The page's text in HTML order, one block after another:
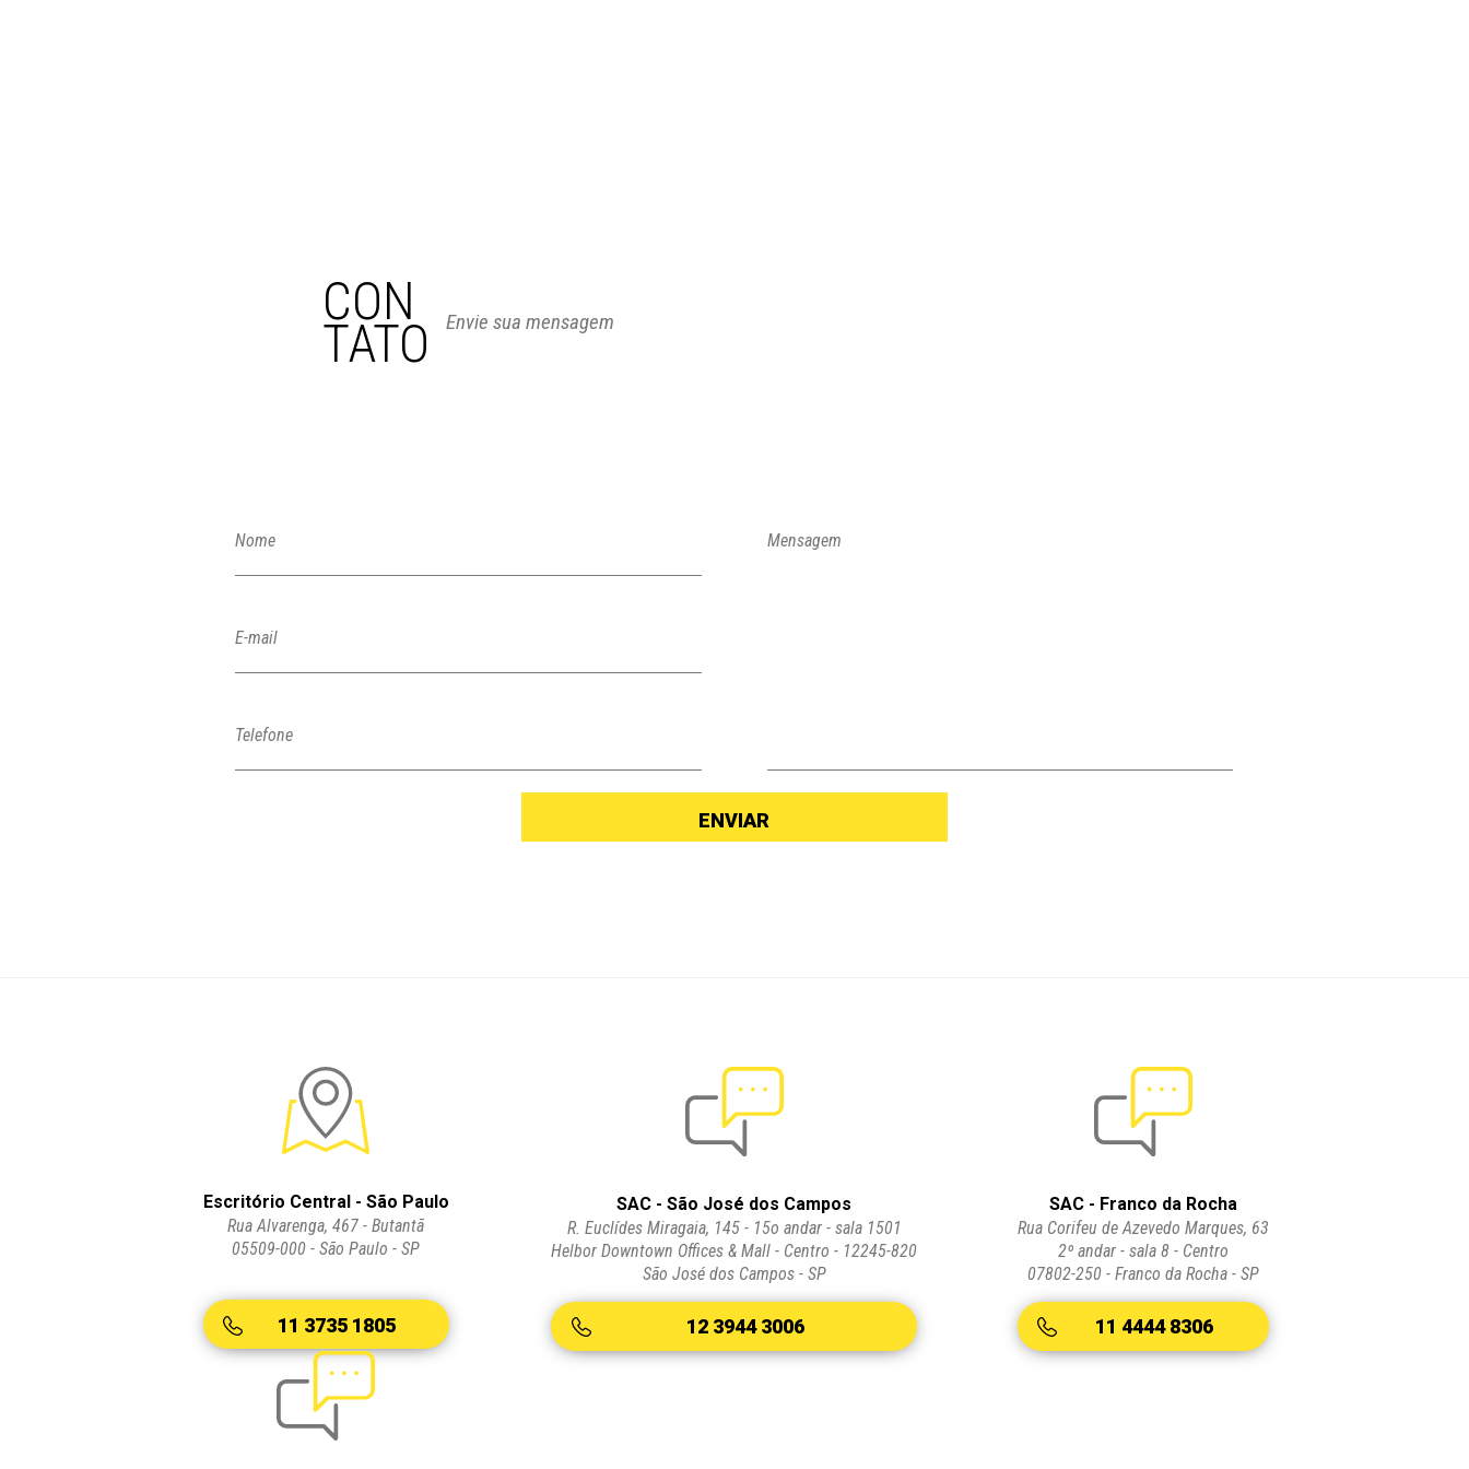
CON
TATO Envie sua mensagem
Nome
E-mail
Telefone
Mensagem
ENVIAR
Escritório Central - São Paulo
Rua Alvarenga, 467 - Butantã
05509-000 - São Paulo - SP
11 3735 1805
SAC - São José dos Campos
R. Euclídes Miragaia, 145 - 15o andar - sala 1501
Helbor Downtown Offices & Mall - Centro - 12245-820
São José dos Campos - SP
12 3944 3006
SAC - Franco da Rocha
Rua Corifeu de Azevedo Marques, 63
2º andar - sala 8 - Centro
07802-250 - Franco da Rocha - SP
11 4444 8306